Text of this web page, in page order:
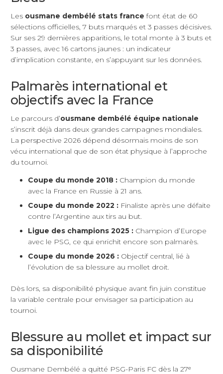
Les ousmane dembélé stats france font état de 60
sélections officielles, 7 buts marqués et 3 passes décisives.
Sur ses 29 dernières apparitions, le total monte à 3 buts et
3 passes, avec 16 cartons jaunes : un indicateur
d’implication constante, en s’appuyant sur les données.
Palmarès international et
objectifs avec la France
Le parcours d’ousmane dembélé équipe nationale
s’inscrit déjà dans deux grandes campagnes mondiales.
La perspective 2026 dépend désormais moins de son
vécu international que de son état physique à l’approche
du tournoi.
Coupe du monde 2018 : Champion du monde
avec la France en Russie à 21 ans.
Coupe du monde 2022 : Finaliste après une défaite
contre l’Argentine aux tirs au but.
Ligue des champions 2025 : Champion d’Europe
avec le PSG, ce qui enrichit encore son palmarès.
Coupe du monde 2026 : Objectif central, lié à
l’évolution de sa blessure au mollet droit.
Dès lors, sa disponibilité physique avant fin juin constitue
la variable centrale pour envisager sa participation au
tournoi.
Blessure au mollet et impact sur
sa disponibilité
Ousmane Dembélé a quitté PSG-Paris FC dès la 27ᵉ